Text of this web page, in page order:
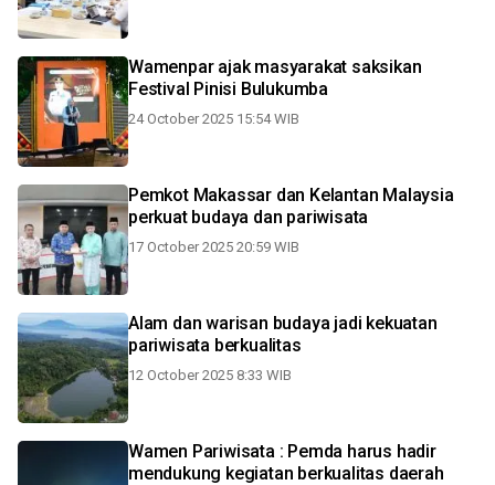
Wamenpar ajak masyarakat saksikan
Festival Pinisi Bulukumba
24 October 2025 15:54 WIB
Pemkot Makassar dan Kelantan Malaysia
perkuat budaya dan pariwisata
17 October 2025 20:59 WIB
Alam dan warisan budaya jadi kekuatan
pariwisata berkualitas
12 October 2025 8:33 WIB
Wamen Pariwisata : Pemda harus hadir
mendukung kegiatan berkualitas daerah